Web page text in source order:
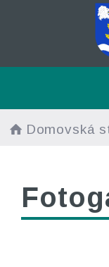
Domovská